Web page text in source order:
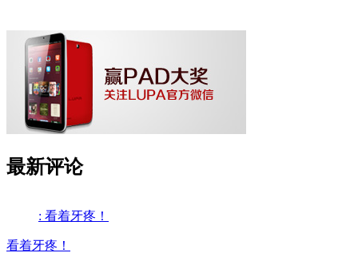
最新评论
: 看着牙疼！
看着牙疼！